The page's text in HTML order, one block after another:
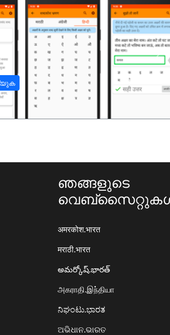
ഞങ്ങളുടെ
अमरकोश.भारत
मराठी.भारत
అమర్కోష్.భారత్
அகராதி.இந்தியா
ನಿಘಂಟು.ಭಾರತ
ଅଭିଧାନ.ଭାରତ